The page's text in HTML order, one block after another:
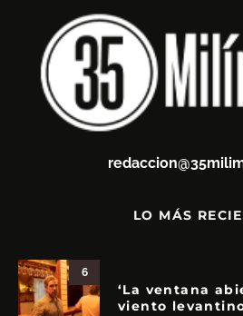
LO MÁS
6
‘La ventana
viento